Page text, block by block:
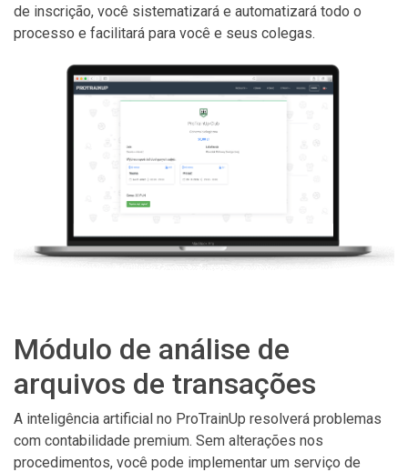
de inscrição, você sistematizará e automatizará todo o
processo e facilitará para você e seus colegas.
Módulo de análise de
arquivos de transações
A inteligência artificial no ProTrainUp resolverá problemas
com contabilidade premium. Sem alterações nos
procedimentos, você pode implementar um serviço de